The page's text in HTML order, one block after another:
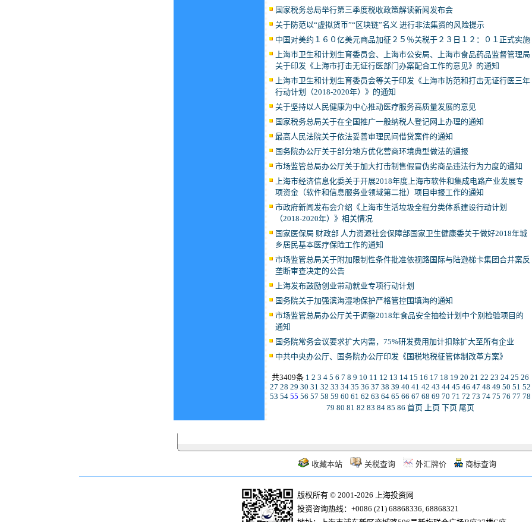
国家税务总局举行第三季度税收政策解读新闻发布会
关于防范以“虚拟货币”“区块链”名义 进行非法集资的风险提示
中国对美约１６０亿美元商品加征２５％关税于２３日１２：０１正式实施
上海市卫生和计划生育委员会、上海市公安局、上海市食品药品监督管理局
关于印发《上海市打击无证行医部门办案配合工作的意见》的通知
上海市卫生和计划生育委员会等关于印发《上海市防范和打击无证行医三年
行动计划（2018-2020年）》的通知
关于坚持以人民健康为中心推动医疗服务高质量发展的意见
国家税务总局关于在全国推广一般纳税人登记网上办理的通知
最高人民法院关于依法妥善审理民间借贷案件的通知
国务院办公厅关于部分地方优化营商环境典型做法的通报
市场监管总局办公厅关于加大打击制售假冒伪劣商品违法行为力度的通知
上海市经济信息化委关于开展2018年度上海市软件和集成电路产业发展专
项资金（软件和信息服务业领域第二批）项目申报工作的通知
市政府新闻发布会介绍《上海市生活垃圾全程分类体系建设行动计划
（2018-2020年）》相关情况
国家医保局 财政部 人力资源社会保障部国家卫生健康委关于做好2018年城
乡居民基本医疗保险工作的通知
市场监管总局关于附加限制性条件批准依视路国际与陆逊梯卡集团合并案反
垄断审查决定的公告
上海发布鼓励创业带动就业专项行动计划
国务院关于加强滨海湿地保护严格管控围填海的通知
市场监管总局办公厅关于调整2018年食品安全抽检计划中个别检验项目的
通知
国务院常务会议要求扩大内需，75%研发费用加计扣除扩大至所有企业
中共中央办公厅、国务院办公厅印发《国税地税征管体制改革方案》
共3409条 1 2 3 4 5 6 7 8 9 10 11 12 13 14 15 16 17 18 19 20 21 22 23 24 25 26
27 28 29 30 31 32 33 34 35 36 37 38 39 40 41 42 43 44 45 46 47 48 49 50 51 52
53 54 55 56 57 58 59 60 61 62 63 64 65 66 67 68 69 70 71 72 73 74 75 76 77 78
79 80 81 82 83 84 85 86 首页 上页 下页 尾页
收藏本站 关税查询 外汇牌价 商标查询
版权所有 © 2001-2026 上海投资网
投资咨询热线：+0086 (21) 68868336, 68868321